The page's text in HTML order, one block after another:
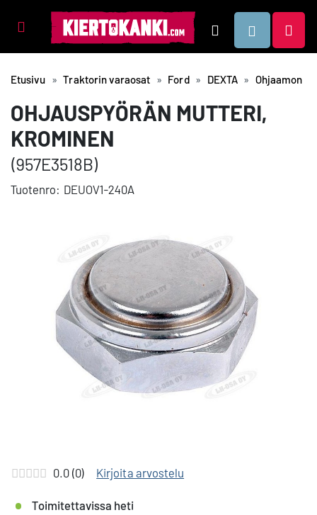
Tuotealueet Hae
Etusivu Traktorin varaosat Ford DEXTA Ohjaamon
OHJAUSPYÖRÄN MUTTERI,
KROMINEN
(957E3518B)
Tuotenro: DEUOV1-240A
0.0 (0) Kirjoita arvostelu
Toimitettavissa heti